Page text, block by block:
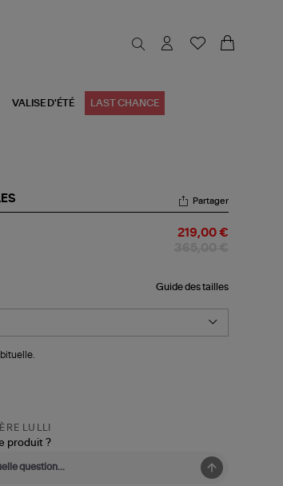
VALISE D'ÉTÉ LAST CHANCE
Partager
219,00 €
Guide des tailles
LULLI
produit ?